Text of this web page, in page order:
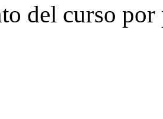
del curso